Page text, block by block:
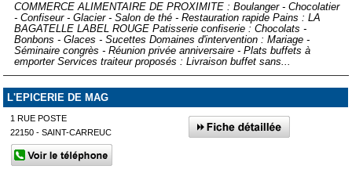
COMMERCE ALIMENTAIRE DE PROXIMITE : Boulanger - Chocolatier
- Confiseur - Glacier - Salon de thé - Restauration rapide Pains : LA
BAGATELLE LABEL ROUGE Patisserie confiserie : Chocolats -
Bonbons - Glaces - Sucettes Domaines d'intervention : Mariage -
Séminaire congrès - Réunion privée anniversaire - Plats buffets à
emporter Services traiteur proposés : Livraison buffet sans...
L'EPICERIE DE MAG
1 RUE POSTE
22150 - SAINT-CARREUC